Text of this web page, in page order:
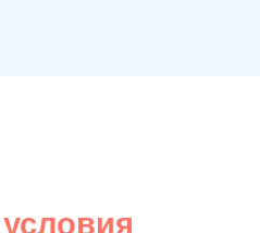
условия